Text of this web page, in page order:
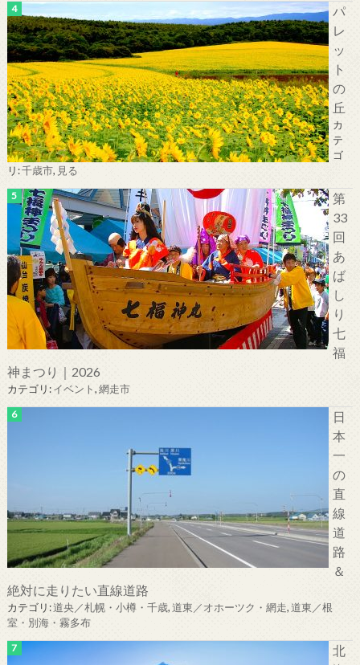
パ
レ
ッ
ト
の
丘
カ
テ
ゴ
リ:千歳市, 見る
第
33
回
あ
ば
し
り
七
福
神まつり｜2026
カテゴリ:イベント,網走市
日
本
一
の
直
線
道
路
＆
絶対に走りたい直線道路
カテゴリ:道央／札幌・小樽・千歳,道東／オホーツク・網走,道東／根
室・別海・霧多布
北